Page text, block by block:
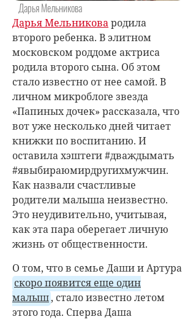
Дарья Мельникова
Дарья Мельниковародила
второго ребенка. В элитном
московском роддоме актриса
родила второго сына. Об этом
стало известно от нее самой. В
личном микроблоге звезда
«Папиных дочек» рассказала, что
вот уже несколько дней читает
книжки по воспитанию. И
оставила хэштеги #дваждымать
#явыбираюмирдругихмужчин.
Как назвали счастливые
родители малыша неизвестно.
Это неудивительно, учитывая,
как эта пара оберегает личную
жизнь от общественности.
О том, что в семье Даши и Артура
скоро появится еще один
малыш, стало известно летом
этого года. Сперва Даша